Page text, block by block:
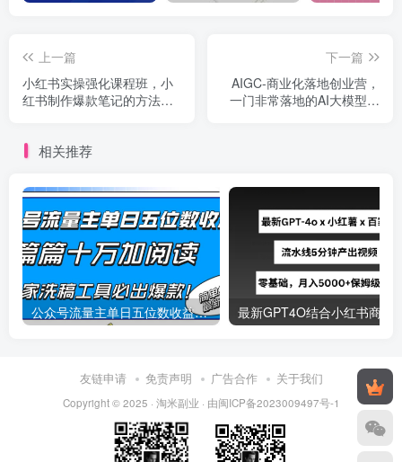
上一篇
小红书实操强化课程班，小
红书制作爆款笔记的方法（8
下一篇
AIGC-商业化落地创业营，
一门非常落地的AI大模型创
相关推荐
公众号流量主单日五位数收益，篇篇十万加阅读独家洗稿工具必出爆款！
友链申请 免责声明 广告合作 关于我们
Copyright © 2025 · 淘米副业 · 由闽ICP备2023009497号-1